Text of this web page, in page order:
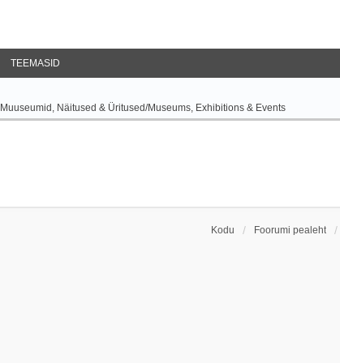
TEEMASID
Muuseumid, Näitused & Üritused/Museums, Exhibitions & Events
Kodu Foorumi pealeht